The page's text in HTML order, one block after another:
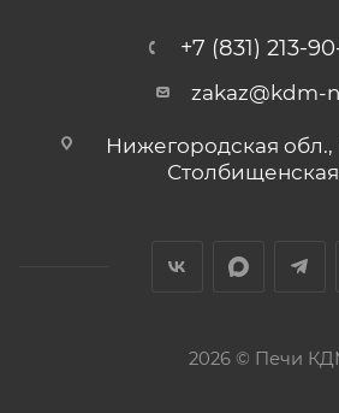
+7 (831) 213-
zakaz@kdm-
Нижегородская обл.,
2026 © Печи